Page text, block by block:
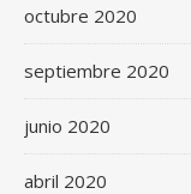
octubre 2020
septiembre 2020
junio 2020
abril 2020